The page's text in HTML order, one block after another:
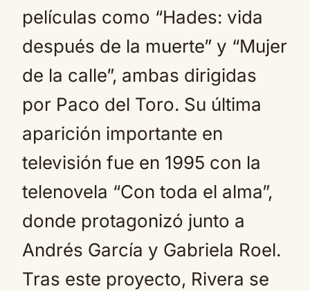
películas como “Hades: vida
después de la muerte” y “Mujer
de la calle”, ambas dirigidas
por Paco del Toro. Su última
aparición importante en
televisión fue en 1995 con la
telenovela “Con toda el alma”,
donde protagonizó junto a
Andrés García y Gabriela Roel.
Tras este proyecto, Rivera se